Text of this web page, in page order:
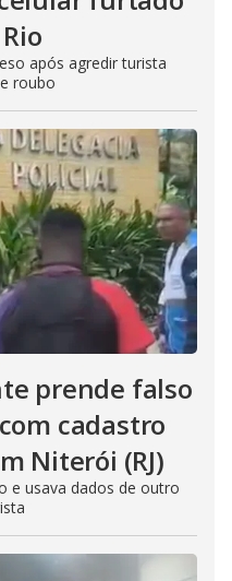
após agredir turista
roubo
prende falso
cadastro
Niterói (RJ)
e usava dados de outro